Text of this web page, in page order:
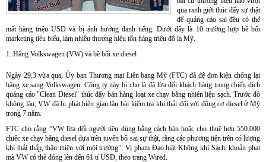
qua ranh giới thúc đẩy sự thật
để quảng cáo sai đều có thể
mất hàng triệu USD và bị ảnh hưởng danh tiếng. Dưới đây là 10 trường hợp bê bối
marketing tiêu biểu, làm nhiều thương hiệu tốn hàng triệu đô la Mỹ.
1. Hãng Volkswagen (VW) và bê bối xe diesel
Ngày 29.3 vừa qua, Ủy ban Thương mại Liên bang Mỹ (FTC) đã đệ đơn kiện chống lại
hãng xe sang Volkswagen. Công ty này bị cho là đã lừa dối khách hàng trong chiến dịch
quảng cáo "Clean Diesel" thúc đẩy bán hàng loại xe chạy bằng nhiên liệu sạch. Trước đó
không lâu, VW đã bị phát hiện gian lận bài kiểm tra khí thải đối với động cơ diesel ở Mỹ
trong 7 năm.
FTC cho rằng “VW lừa dối người tiêu dùng bằng cách bán hoặc cho thuê hơn 550.000
chiếc xe chạy bằng diesel dựa trên tuyên bố sai sự thật, rằng các phương tiện trên có lượng
khí thải thấp, thân thiện với môi trường”. Vi phạm Đạo luật Không khí Sạch, khoản phạt
mà VW có thể đóng lên đến 61 tỉ USD, theo trang Wired.